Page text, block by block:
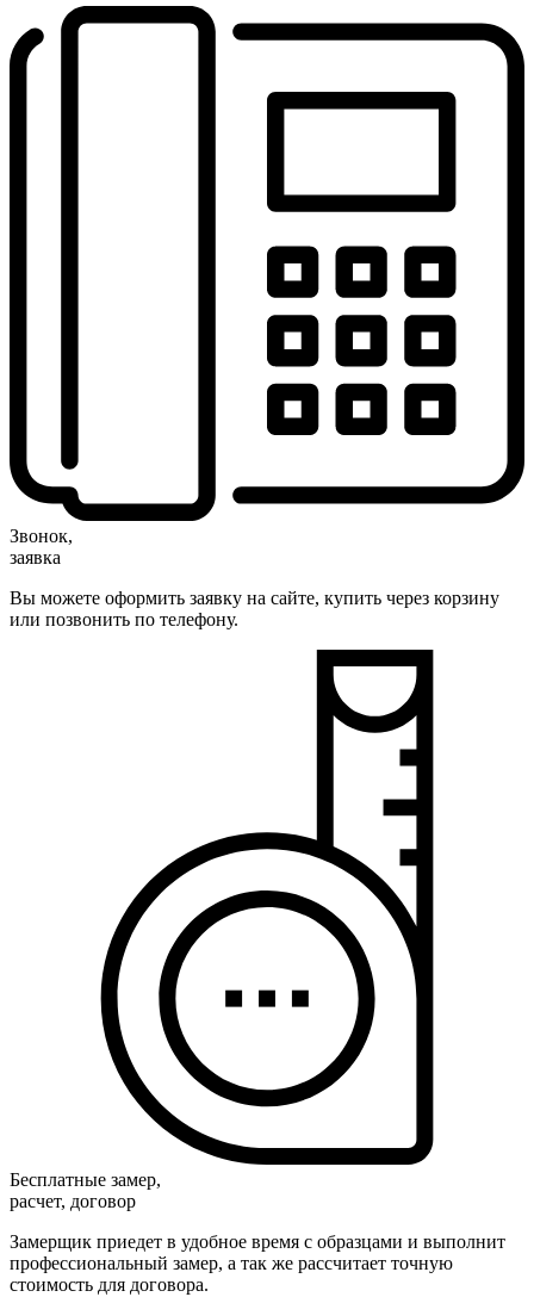
Звонок,
заявка
Вы можете оформить заявку на сайте, купить через корзину
или позвонить по телефону.
Бесплатные замер,
расчет, договор
Замерщик приедет в удобное время с образцами и выполнит
профессиональный замер, а так же рассчитает точную
стоимость для договора.